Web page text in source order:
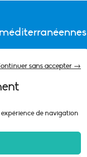
de navigation
sans accepter →